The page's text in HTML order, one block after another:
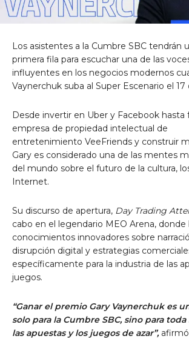
Los asistentes a la Cumbre SBC tendrán
primera fila para escuchar una de las
influyentes en los negocios modernos
Vaynerchuk suba al Super Escenario el
Desde invertir en Uber y Facebook hasta
empresa de propiedad intelectual de
entretenimiento VeeFriends y construir
Gary es considerado una de las mentes
del mundo sobre el futuro de la cultura,
Internet.
Su discurso de apertura, Day Trading
cabo en el legendario MEO Arena, donde
conocimientos innovadores sobre
disrupción digital y estrategias
específicamente para la industria de las
juegos.
“Ganar el premio Gary Vaynerchuk es
solo para la Cumbre SBC, sino para
las apuestas y los juegos de azar”,afirmó